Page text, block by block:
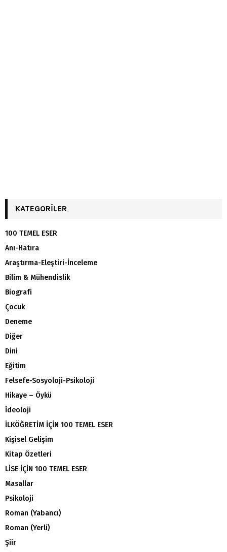
KATEGORILER
100 TEMEL ESER
Anı-Hatıra
Araştırma-Eleştiri-İnceleme
Bilim & Mühendislik
Biografi
Çocuk
Deneme
Diğer
Dini
Eğitim
Felsefe-Sosyoloji-Psikoloji
Hikaye – Öykü
İdeoloji
İLKÖĞRETİM İÇİN 100 TEMEL ESER
Kişisel Gelişim
Kitap Özetleri
LİSE İÇİN 100 TEMEL ESER
Masallar
Psikoloji
Roman (Yabancı)
Roman (Yerli)
Şiir